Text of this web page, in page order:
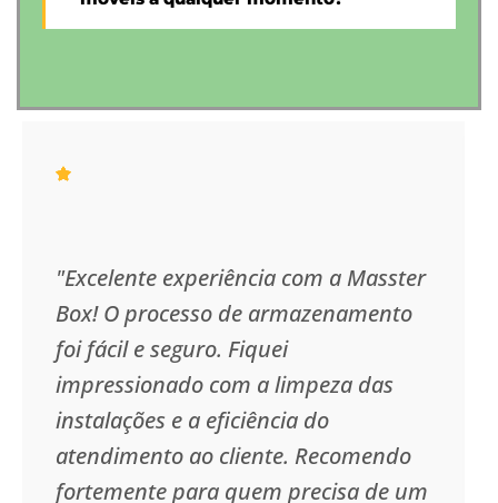
"Excelente experiência com a Masster
Box! O processo de armazenamento
foi fácil e seguro. Fiquei
impressionado com a limpeza das
instalações e a eficiência do
atendimento ao cliente. Recomendo
fortemente para quem precisa de um